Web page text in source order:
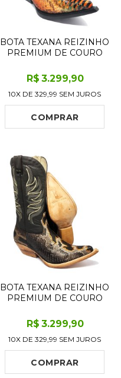
BOTA TEXANA REIZINHO
PREMIUM DE COURO
PYTHON CASSIS LIMITED
EDITION - CANO CURTO,
BICO FINO - SOLADO DE
COURO ARTESANAL
R$ 3.299,90
10X DE329,99 SEM JUROS
COMPRAR
BOTA TEXANA REIZINHO
PREMIUM DE COURO
PYTHON BROWN
CRAFTS LIMITED
EDITION - CANO ALTO,
BICO FINO - SOLADO DE
COURO ARTESANAL
R$ 3.299,90
10X DE329,99 SEM JUROS
COMPRAR